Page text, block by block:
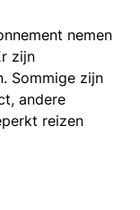
nemen
zijn
Sommige zijn
andere
reizen